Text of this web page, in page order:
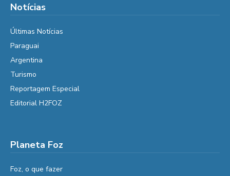
Notícias
Últimas Notícias
Paraguai
Argentina
Turismo
Reportagem Especial
Editorial H2FOZ
Planeta Foz
Foz, o que fazer